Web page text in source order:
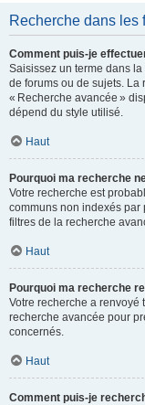
Recherche dans les
Comment puis-je
Saisissez un terme dans
de forums ou de sujets.
« Recherche avancée »
dépend du style utilisé.
Haut
Pourquoi ma recherche
Votre recherche est
communs non indexés par
filtres de la recherche
Haut
Pourquoi ma recherche
Votre recherche a renvoyé
recherche avancée pour
concernés.
Haut
Comment puis-je